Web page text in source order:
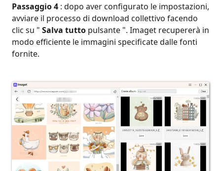
Passaggio 4 : dopo aver configurato le impostazioni,
avviare il processo di download collettivo facendo
clic su " Salva tutto pulsante ". Imaget recupererà in
modo efficiente le immagini specificate dalle fonti
fornite.